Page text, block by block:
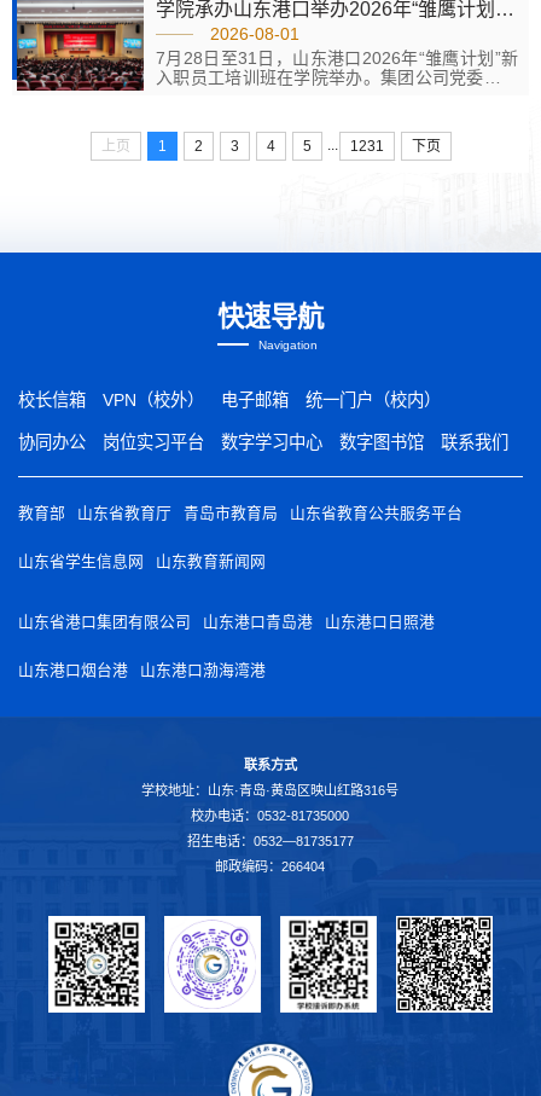
国际航空培训中心举行。学院组织空中乘务专业
学生参加活动并取得技能大赛和就业活动双丰
收。在第十六届全国高等学校民航服务技能大赛
中，我院37名空乘学子组成的参赛队与其他百余
所高职院校参赛队同台竞技，经过民航服务形象
学院承办山东港口举办2026年“雏鹰计划”新入职员工培训班
2026-08-01
7月28日至31日，山东港口2026年“雏鹰计划”新
入职员工培训班在学院举办。集团公司党委副书
式上，系统介绍了山东港口的基本情况，一体化
改革的发展脉络、发展成果，面向“十五五”山东
上页 1 2 3 4 5 ... 1231 下页
快速导航
Navigation
校长信箱 VPN（校外） 电子邮箱 统一门户（校内）
协同办公 岗位实习平台 数字学习中心 数字图书馆 联系我们
教育部 山东省教育厅 青岛市教育局 山东省教育公共服务平台
山东省学生信息网 山东教育新闻网
山东省港口集团有限公司 山东港口青岛港 山东港口日照港
山东港口烟台港 山东港口渤海湾港
联系方式
学校地址：山东·青岛·黄岛区映山红路316号
校办电话：0532-81735000
招生电话：0532—81735177
邮政编码：266404